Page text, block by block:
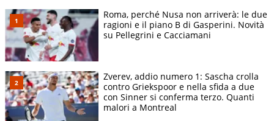
Roma, perché Nusa non arriverà: le due
ragioni e il piano B di Gasperini. Novità
su Pellegrini e Cacciamani
Zverev, addio numero 1: Sascha crolla
contro Griekspoor e nella sfida a due
con Sinner si conferma terzo. Quanti
malori a Montreal